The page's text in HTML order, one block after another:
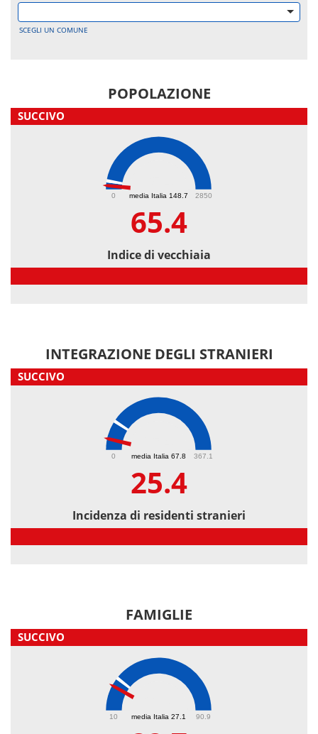
SCEGLI UN COMUNE
POPOLAZIONE
SUCCIVO
media Italia 148.7
0 2850
65.4
Indice di vecchiaia
INTEGRAZIONE DEGLI STRANIERI
SUCCIVO
media Italia 67.8
0 367.1
25.4
Incidenza di residenti stranieri
FAMIGLIE
SUCCIVO
media Italia 27.1
10 90.9